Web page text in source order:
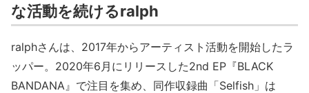
な活動を続けるralph
ralphさんは、2017年からアーティスト活動を開始したラ
ッパー。2020年6月にリリースした2nd EP『BLACK
BANDANA』で注目を集め、同作収録曲「Selfish」は